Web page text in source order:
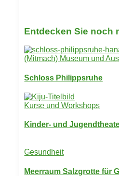
Entdecken Sie noch
(Mitmach) Museum und
Schloss Philippsruhe
Kurse und Workshops
Kinder- und
Gesundheit
Meerraum Salzgrotte für